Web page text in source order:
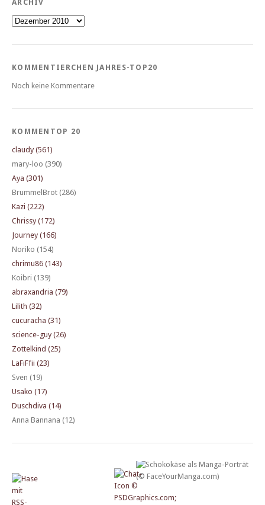
ARCHIV
Archiv
KOMMENTIERCHEN JAHRES-TOP20
Noch keine Kommentare
KOMMENTOP 20
claudy (561)
mary-loo (390)
Aya (301)
BrummelBrot (286)
Kazi (222)
Chrissy (172)
Journey (166)
Noriko (154)
chrimu86 (143)
Koibri (139)
abraxandria (79)
Lilith (32)
cucuracha (31)
science-guy (26)
Zottelkind (25)
LaFiFfii (23)
Sven (19)
Usako (17)
Duschdiva (14)
Anna Bannana (12)